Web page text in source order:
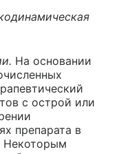
На основании
с острой или
препарата в
Некоторым